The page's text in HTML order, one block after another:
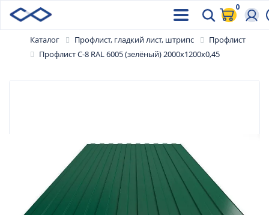
0
Каталог Профлист, гладкий лист, штрипс
Профлист
Профлист С-8 RAL 6005 (зелёный) 2000х1200х0,45